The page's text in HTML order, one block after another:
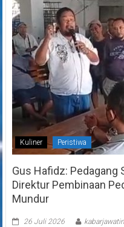
Kuliner Peristiwa
Gus Hafidz: Pedagang
Direktur Pembinaan
Mundur
26 Juli 2026